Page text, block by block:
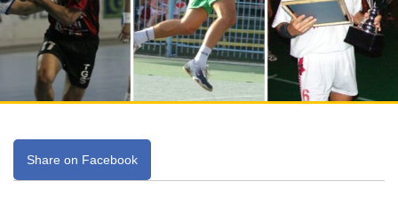
Share on Facebook